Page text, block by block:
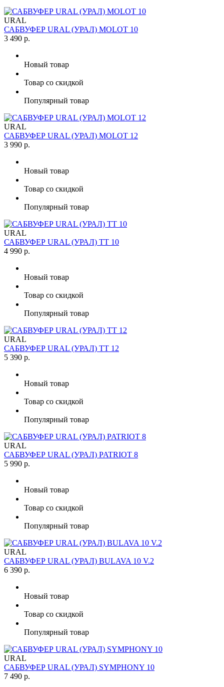
URAL
САБВУФЕР URAL (УРАЛ) MOLOT 10
3 490 р.
Новый товар
Товар со скидкой
Популярный товар
URAL
САБВУФЕР URAL (УРАЛ) MOLOT 12
3 990 р.
Новый товар
Товар со скидкой
Популярный товар
URAL
САБВУФЕР URAL (УРАЛ) TT 10
4 990 р.
Новый товар
Товар со скидкой
Популярный товар
URAL
САБВУФЕР URAL (УРАЛ) TT 12
5 390 р.
Новый товар
Товар со скидкой
Популярный товар
URAL
САБВУФЕР URAL (УРАЛ) PATRIOT 8
5 990 р.
Новый товар
Товар со скидкой
Популярный товар
URAL
САБВУФЕР URAL (УРАЛ) BULAVA 10 V.2
6 390 р.
Новый товар
Товар со скидкой
Популярный товар
URAL
САБВУФЕР URAL (УРАЛ) SYMPHONY 10
7 490 р.